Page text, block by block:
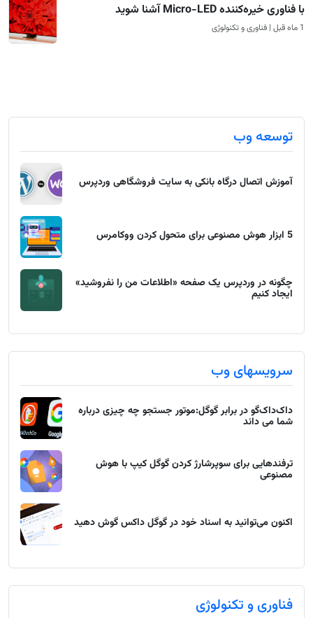
با فناوری خیره‌کننده Micro-LED آشنا شوید
1 ماه قبل | فناوری و تکنولوژی
توسعه وب
آموزش اتصال درگاه بانکی به سایت فروشگاهی وردپرس
5 ابزار هوش مصنوعی برای متحول کردن ووکامرس
چگونه در وردپرس یک صفحه «اطلاعات من را نفروشید»
ایجاد کنیم
سرویسهای وب
داک‌داک‌گو در برابر گوگل:موتور جستجو چه چیزی درباره
شما می داند
ترفندهایی برای سوپرشارژ کردن گوگل کیپ با هوش
مصنوعی
اکنون می‌توانید به اسناد خود در گوگل داکس گوش دهید
فناوری و تکنولوژی